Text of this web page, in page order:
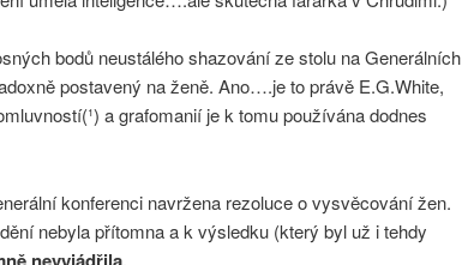
bodů neustálého shazování ze stolu na Generálních
postavený na ženě. Ano….je to právě E.G.White,
a grafomanií je k tomu používána dodnes
konferenci navržena rezoluce o vysvěcování žen.
nebyla přítomna a k výsledku (který byl už i tehdy
.